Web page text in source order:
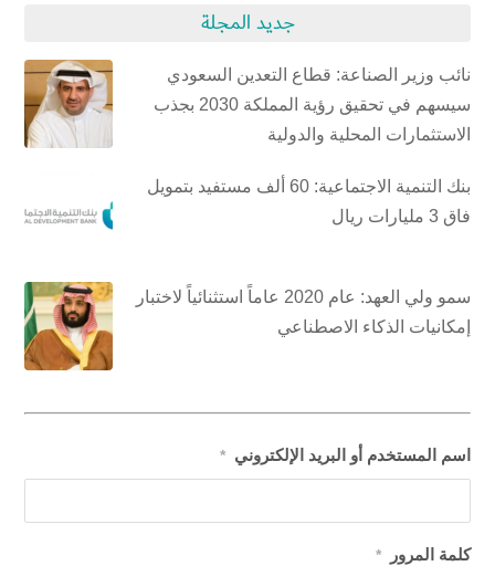
جديد المجلة
نائب وزير الصناعة: قطاع التعدين السعودي
سيسهم في تحقيق رؤية المملكة 2030 بجذب
الاستثمارات المحلية والدولية
بنك التنمية الاجتماعية: 60 ألف مستفيد بتمويل
فاق 3 مليارات ريال
سمو ولي العهد: عام 2020 عاماً استثنائياً لاختبار
إمكانيات الذكاء الاصطناعي
اسم المستخدم أو البريد الإلكتروني *
كلمة المرور *